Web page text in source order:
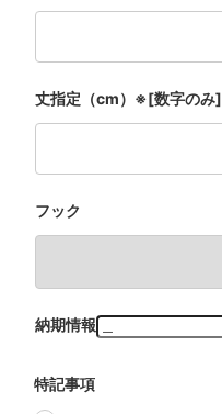
丈指定（cm）※[数字のみ]
フック
納期情報
特記事項